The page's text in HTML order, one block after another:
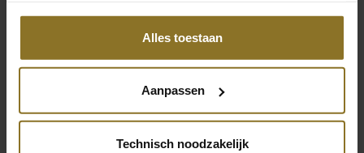
Alles toestaan
Aanpassen
Technisch noodzakelijk
Beoordelingen